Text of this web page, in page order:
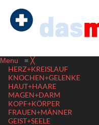
Menu ≡ ╳
HERZ+KREISLAUF
KNOCHEN+GELENKE
HAUT+HAARE
MAGEN+DARM
KOPF+KÖRPER
FRAUEN+MÄNNER
GEIST+SEELE